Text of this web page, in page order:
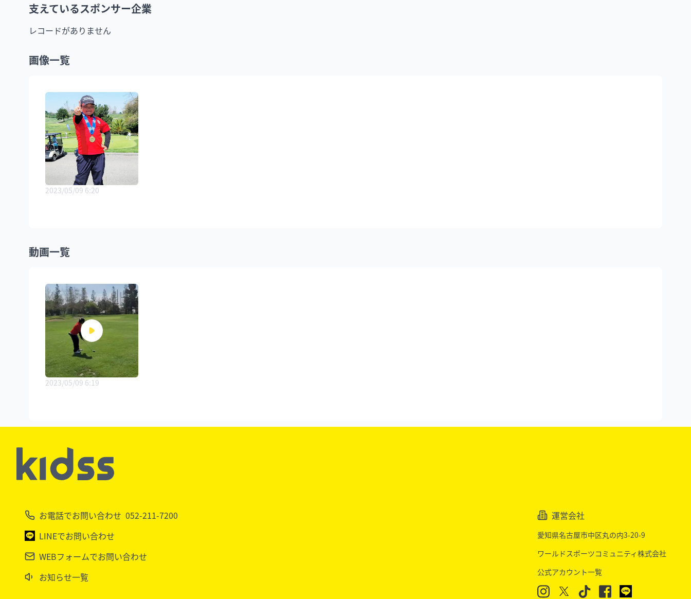
支えているスポンサー企業
レコードがありません
画像一覧
2023/05/09 6:20
動画一覧
2023/05/09 6:19
お電話でお問い合わせ 052-211-7200
LINEでお問い合わせ
WEBフォームでお問い合わせ
お知らせ一覧
運営会社
愛知県名古屋市中区丸の内3-20-9
ワールドスポーツコミュニティ株式会社
公式アカウント一覧